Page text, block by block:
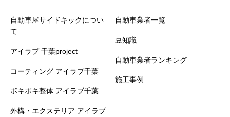
自動車屋サイドキックについ
て
アイラブ 千葉project
コーティング アイラブ千葉
ボキボキ整体 アイラブ千葉
外構・エクステリア アイラブ
自動車業者一覧
豆知識
自動車業者ランキング
施工事例